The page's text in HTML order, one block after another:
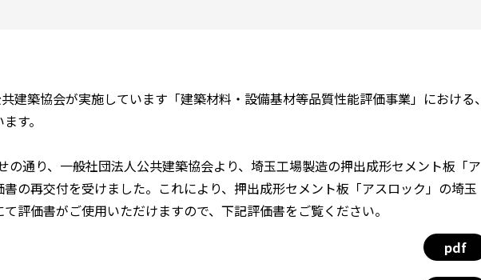
建築協会が実施しています「建築材料・設備基材等品質性能評価事業」における、
す。
の通り、一般社団法人公共建築協会より、埼玉工場製造の押出成形セメント板「ア
の再交付を受けました。これにより、押出成形セメント板「アスロック」の埼玉
評価書がご使用いただけますので、下記評価書をご覧ください。
pdf